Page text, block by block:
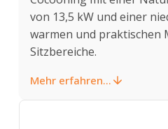
von 13,5 kW und einer
warmen und
Sitzbereiche.
Mehr erfahren...